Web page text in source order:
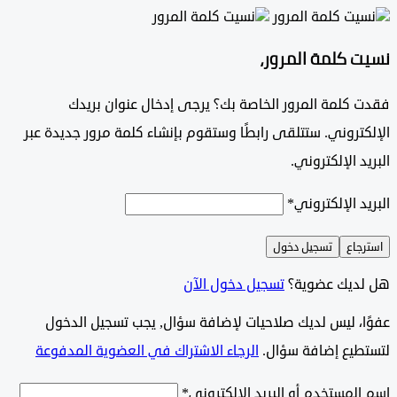
كلمة المرور،
كلمة المرور الخاصة بك؟ يرجى إدخال عنوان بريدك
ستتلقى رابطًا وستقوم بإنشاء كلمة مرور جديدة عبر
الإلكتروني.
الإلكتروني*
تسجيل دخول
عضوية؟تسجيل دخول الآن
ليس لديك صلاحيات لإضافة سؤال, يجب تسجيل الدخول
إضافة سؤال.الرجاء الاشتراك في العضوية المدفوعة